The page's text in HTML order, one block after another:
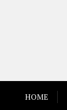
HOME